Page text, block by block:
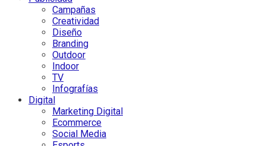
Campañas
Creatividad
Diseño
Branding
Outdoor
Indoor
TV
Infografías
Digital
Marketing Digital
Ecommerce
Social Media